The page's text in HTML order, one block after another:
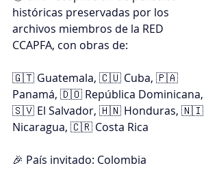
históricas preservadas por los
archivos miembros de la RED
CCAPFA, con obras de:
🇬🇹 Guatemala, 🇨🇺 Cuba, 🇵🇦
Panamá, 🇩🇴 República Dominicana,
🇸🇻 El Salvador, 🇭🇳 Honduras, 🇳🇮
Nicaragua, 🇨🇷 Costa Rica
🎉 País invitado: Colombia